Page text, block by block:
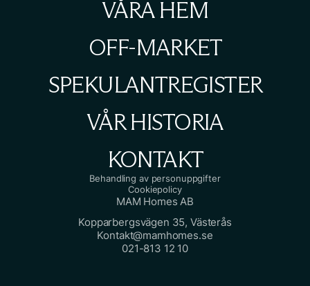
VÅRA HEM
OFF-MARKET
SPEKULANTREGISTER
VÅR HISTORIA
KONTAKT
Behandling av personuppgifter
Cookiepolicy
MAM Homes AB
Kopparbergsvägen 35, Västerås
Kontakt@mamhomes.se
021-813 12 10